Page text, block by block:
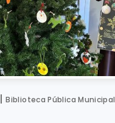
|Biblioteca Pública Municipal